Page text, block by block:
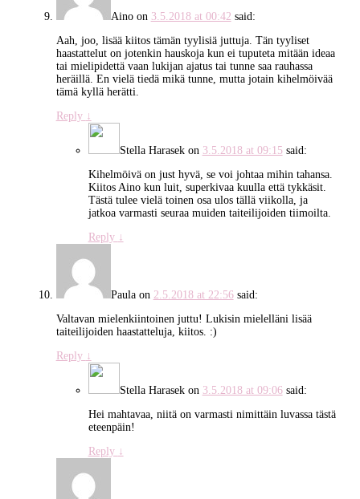
Ainoon 3.5.2018 at 00:42 said:
Aah, joo, lisää kiitos tämän tyylisiä juttuja. Tän tyyliset
haastattelut on jotenkin hauskoja kun ei tuputeta mitään ideaa
tai mielipidettä vaan lukijan ajatus tai tunne saa rauhassa
heräillä. En vielä tiedä mikä tunne, mutta jotain kihelmöivää
tämä kyllä herätti.
Reply ↓
Stella Harasekon 3.5.2018 at 09:15 said:
Kihelmöivä on just hyvä, se voi johtaa mihin tahansa.
Kiitos Aino kun luit, superkivaa kuulla että tykkäsit.
Tästä tulee vielä toinen osa ulos tällä viikolla, ja
jatkoa varmasti seuraa muiden taiteilijoiden tiimoilta.
Reply ↓
Paulaon 2.5.2018 at 22:56 said:
Valtavan mielenkiintoinen juttu! Lukisin mielelläni lisää
taiteilijoiden haastatteluja, kiitos. :)
Reply ↓
Stella Harasekon 3.5.2018 at 09:06 said:
Hei mahtavaa, niitä on varmasti nimittäin luvassa tästä
eteenpäin!
Reply ↓